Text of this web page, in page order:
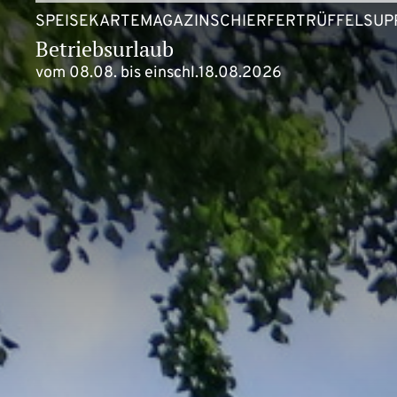
SPEISEKARTEMAGAZIN
Betriebsurlaub
vom 08.08. bis einschl.18.08.2026